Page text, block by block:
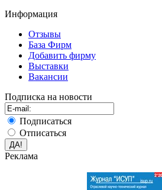
Информация
Отзывы
База Фирм
Добавить фирму
Выставки
Вакансии
Подписка на новости
Подписаться
Отписаться
Реклама